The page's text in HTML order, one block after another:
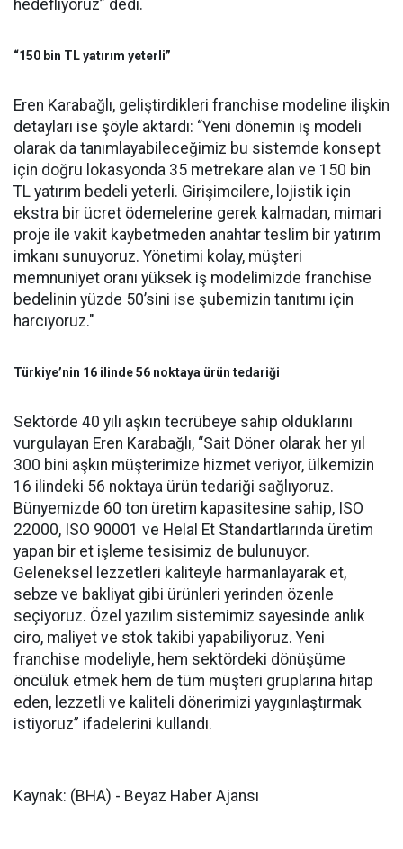
hedefliyoruz” dedi.
“150 bin TL yatırım yeterli”
Eren Karabağlı, geliştirdikleri franchise modeline ilişkin
detayları ise şöyle aktardı: “Yeni dönemin iş modeli
olarak da tanımlayabileceğimiz bu sistemde konsept
için doğru lokasyonda 35 metrekare alan ve 150 bin
TL yatırım bedeli yeterli. Girişimcilere, lojistik için
ekstra bir ücret ödemelerine gerek kalmadan, mimari
proje ile vakit kaybetmeden anahtar teslim bir yatırım
imkanı sunuyoruz. Yönetimi kolay, müşteri
memnuniyet oranı yüksek iş modelimizde franchise
bedelinin yüzde 50’sini ise şubemizin tanıtımı için
harcıyoruz."
Türkiye’nin 16 ilinde 56 noktaya ürün tedariği
Sektörde 40 yılı aşkın tecrübeye sahip olduklarını
vurgulayan Eren Karabağlı, “Sait Döner olarak her yıl
300 bini aşkın müşterimize hizmet veriyor, ülkemizin
16 ilindeki 56 noktaya ürün tedariği sağlıyoruz.
Bünyemizde 60 ton üretim kapasitesine sahip, ISO
22000, ISO 90001 ve Helal Et Standartlarında üretim
yapan bir et işleme tesisimiz de bulunuyor.
Geleneksel lezzetleri kaliteyle harmanlayarak et,
sebze ve bakliyat gibi ürünleri yerinden özenle
seçiyoruz. Özel yazılım sistemimiz sayesinde anlık
ciro, maliyet ve stok takibi yapabiliyoruz. Yeni
franchise modeliyle, hem sektördeki dönüşüme
öncülük etmek hem de tüm müşteri gruplarına hitap
eden, lezzetli ve kaliteli dönerimizi yaygınlaştırmak
istiyoruz” ifadelerini kullandı.
Kaynak: (BHA) - Beyaz Haber Ajansı